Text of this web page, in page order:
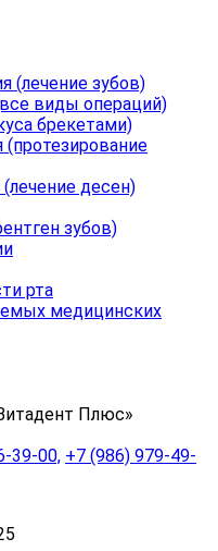
(лечение зубов)
виды операций)
брекетами)
(протезирование
десен)
зубов)
рта
медицинских
Плюс»
39-00, +7 (986) 979-49-